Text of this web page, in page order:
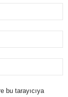
bu tarayıcıya